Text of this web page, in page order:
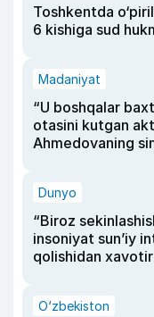
Toshkentda
6 kishiga sud
Madaniyat
“U boshqalar
otasini kutgan
Ahmedovaning
Dunyo
“Biroz
insoniyat sun’iy
qolishidan
O‘zbekiston